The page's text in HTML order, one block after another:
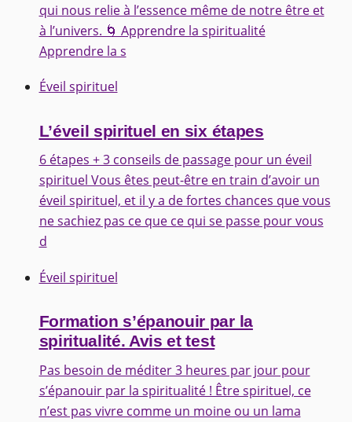
qui nous relie à l’essence même de notre être et
à l’univers. 🌀 Apprendre la spiritualité
Apprendre la s
Éveil spirituel
L’éveil spirituel en six étapes
6 étapes + 3 conseils de passage pour un éveil
spirituel Vous êtes peut-être en train d’avoir un
éveil spirituel, et il y a de fortes chances que vous
ne sachiez pas ce que ce qui se passe pour vous
d
Éveil spirituel
Formation s’épanouir par la
spiritualité. Avis et test
Pas besoin de méditer 3 heures par jour pour
s’épanouir par la spiritualité ! Être spirituel, ce
n’est pas vivre comme un moine ou un lama